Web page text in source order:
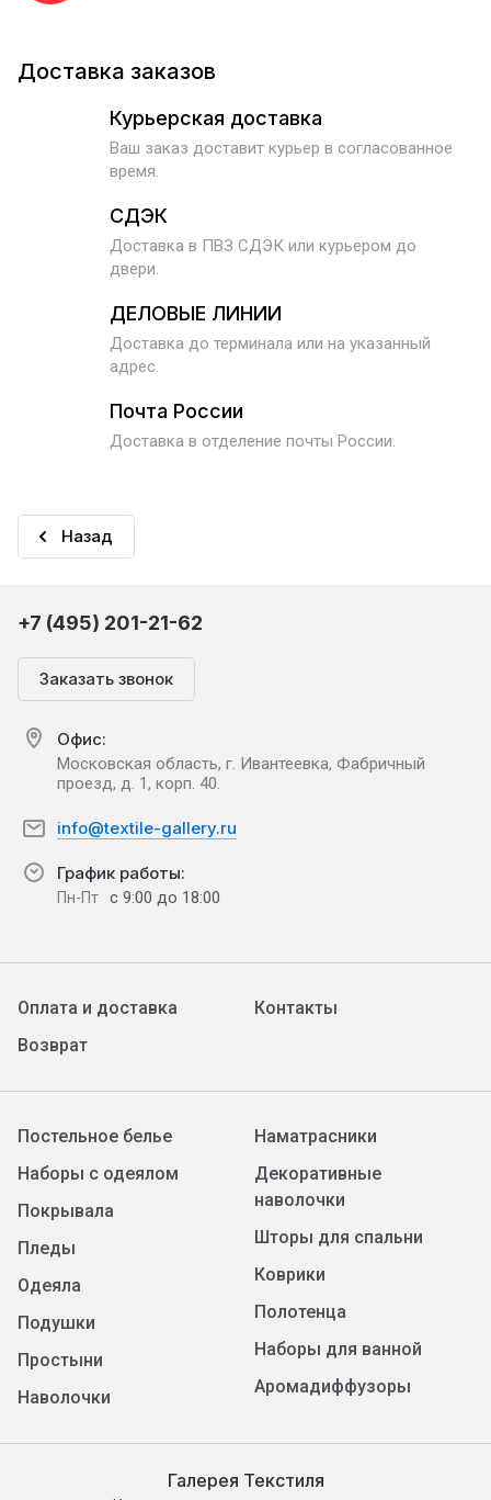
Доставка заказов
Курьерская доставка
Ваш заказ доставит курьер в согласованное
время.
СДЭК
Доставка в ПВЗ СДЭК или курьером до
двери.
ДЕЛОВЫЕ ЛИНИИ
Доставка до терминала или на указанный
адрес.
Почта России
Доставка в отделение почты России.
Назад
+7 (495) 201-21-62
Заказать звонок
Офис:
Московская область, г. Ивантеевка, Фабричный
проезд, д. 1, корп. 40.
info@textile-gallery.ru
График работы:
Пн-Пт с 9:00 до 18:00
Оплата и доставка
Возврат
Контакты
Постельное белье
Наборы с одеялом
Покрывала
Пледы
Одеяла
Подушки
Простыни
Наволочки
Наматрасники
Декоративные
наволочки
Шторы для спальни
Коврики
Полотенца
Наборы для ванной
Аромадиффузоры
Галерея Текстиля